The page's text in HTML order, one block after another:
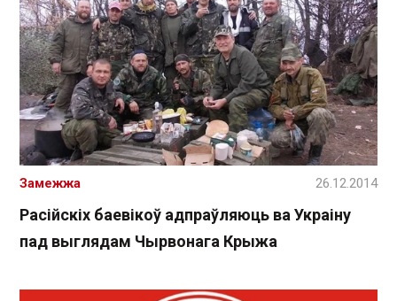
Расійскіх баевікоў адпраўляюць ва Украіну
пад выглядам Чырвонага Крыжа
Замежжа 26.12.2014